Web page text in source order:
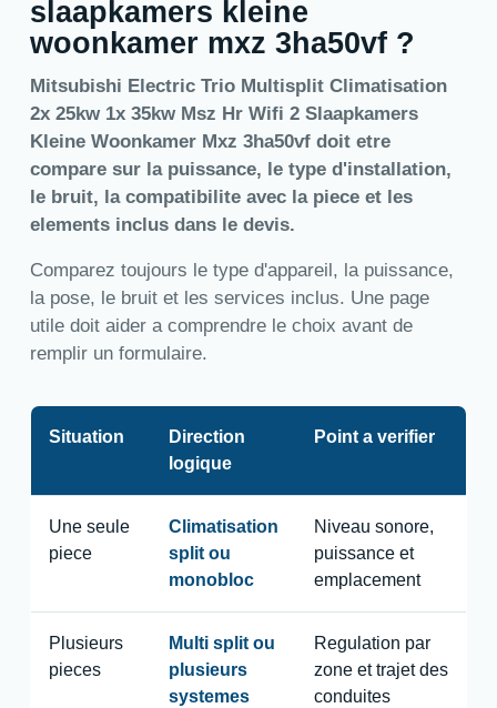
slaapkamers kleine
woonkamer mxz 3ha50vf ?
Mitsubishi Electric Trio Multisplit Climatisation
2x 25kw 1x 35kw Msz Hr Wifi 2 Slaapkamers
Kleine Woonkamer Mxz 3ha50vf doit etre
compare sur la puissance, le type d'installation,
le bruit, la compatibilite avec la piece et les
elements inclus dans le devis.
Comparez toujours le type d'appareil, la puissance,
la pose, le bruit et les services inclus. Une page
utile doit aider a comprendre le choix avant de
remplir un formulaire.
Situation
Direction
logique
Point a verifier
Une seule
piece
Climatisation
split ou
monobloc
Niveau sonore,
puissance et
emplacement
Plusieurs
pieces
Multi split ou
plusieurs
systemes
Regulation par
zone et trajet des
conduites